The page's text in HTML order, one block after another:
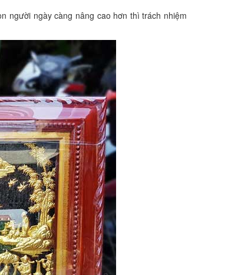
người ngày càng nâng cao hơn thì trách nhiệm